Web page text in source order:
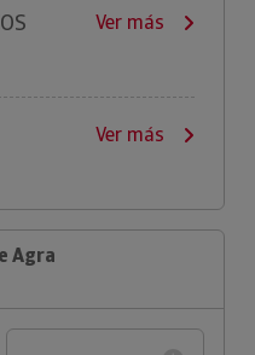
Ver más
Ver más
Agra